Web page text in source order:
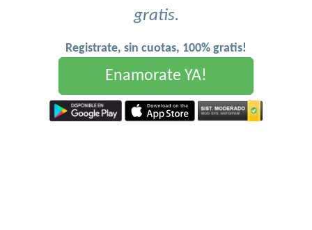
gratis.
Registrate, sin cuotas, 100% gratis!
Enamorate YA!